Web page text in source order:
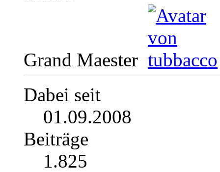
Grand Maester
Dabei seit
01.09.2008
Beiträge
1.825